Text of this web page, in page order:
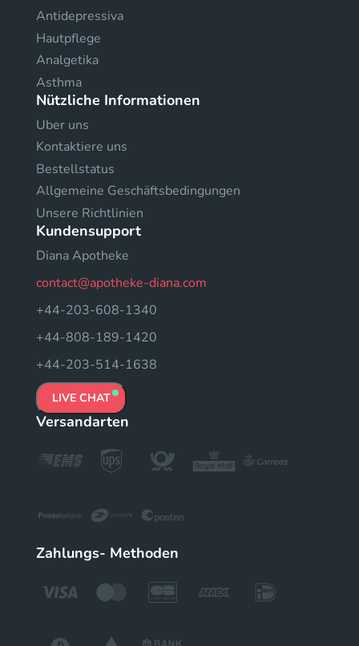
Antidepressiva
Hautpflege
Analgetika
Asthma
Nützliche Informationen
Uber uns
Kontaktiere uns
Bestellstatus
Allgemeine Geschäftsbedingungen
Unsere Richtlinien
Kundensupport
Diana Apotheke
contact@apotheke-diana.com
+44-203-608-1340
+44-808-189-1420
+44-203-514-1638
LIVE CHAT
Versandarten
Zahlungs- Methoden